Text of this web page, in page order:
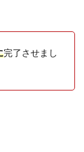
完了させまし